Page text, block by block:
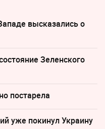
высказались о
Зеленского
постарела
уже покинул Украину